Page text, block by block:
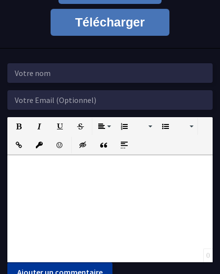
Télécharger
Insert LinkInsert protected link
EmoticonsInsert hidden text
Insert QuoteInsert spoiler
0
Ajouter un commentaire